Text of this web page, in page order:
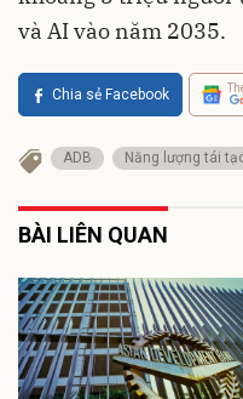
và AI vào năm 2035.
Chia sẻ Facebook
ADB Năng lượng tái
BÀI LIÊN QUAN